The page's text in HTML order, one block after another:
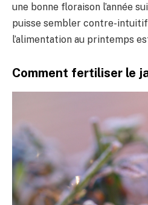
une bonne floraison l’année
puisse sembler contre-
l’alimentation au printemps
Comment fertiliser le